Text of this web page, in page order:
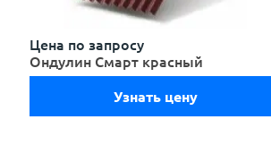
Цена по запросу
Ондулин Смарт красный
Узнать цену